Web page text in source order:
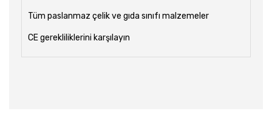
Tüm paslanmaz çelik ve gıda sınıfı malzemeler
CE gerekliliklerini karşılayın